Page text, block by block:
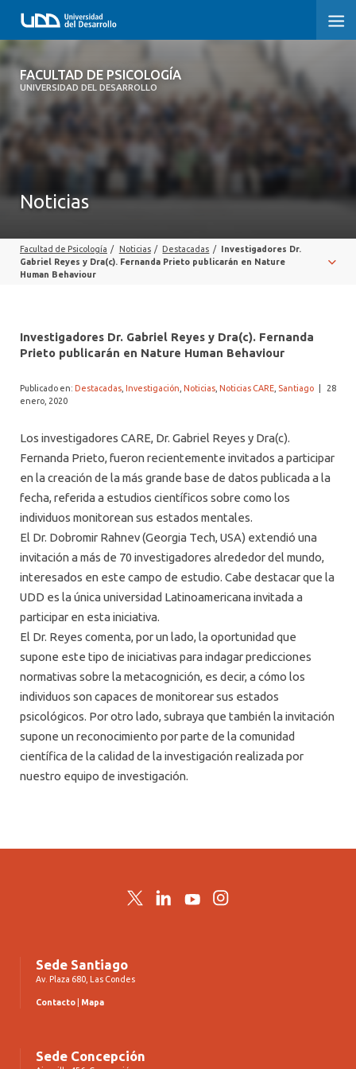
FACULTAD DE PSICOLOGÍA
UNIVERSIDAD DEL DESARROLLO
FACULTAD DE PSICOLOGÍA
POSTGRADOS Y EDUCACIÓN CONTINUA
ALUMNI PSICOLOGÍA UDD
SERVICIO DE PSICOLOGÍA INTEGRAL
Noticias
Facultad de Psicología / Noticias / Destacadas /
Investigadores Dr.
Gabriel Reyes y Dra(c). Fernanda Prieto publicarán en Nature
Human Behaviour
Investigadores Dr. Gabriel Reyes y Dra(c). Fernanda
Prieto publicarán en Nature Human Behaviour
Publicado en: Destacadas Investigación Noticias Noticias CARE Santiago
28
enero, 2020
Los investigadores CARE, Dr. Gabriel Reyes y Dra(c).
Fernanda Prieto, fueron recientemente invitados a participar
en la creación de la más grande base de datos publicada a la
fecha, referida a estudios científicos sobre como los
individuos monitorean sus estados mentales.
El Dr. Dobromir Rahnev (Georgia Tech, USA) extendió una
invitación a más de 70 investigadores alrededor del mundo,
interesados en este campo de estudio. Cabe destacar que la
UDD es la única universidad Latinoamericana invitada a
participar en esta iniciativa.
El Dr. Reyes comenta, por un lado, la oportunidad que
supone este tipo de iniciativas para indagar predicciones
normativas sobre la metacognición, es decir, a cómo los
individuos son capaces de monitorear sus estados
psicológicos. Por otro lado, subraya que también la invitación
supone un reconocimiento por parte de la comunidad
científica de la calidad de la investigación realizada por
nuestro equipo de investigación.
TwitterLinkedInYouTubeInstagram
Sede Santiago
Av. Plaza 680, Las Condes
Contacto Mapa
Sede Concepción